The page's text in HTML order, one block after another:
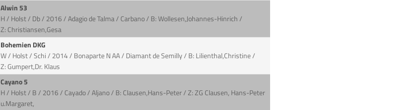
Alwin 53
H / Holst / Db / 2016 / Adagio de Talma / Carbano / B: Wollesen,Johannes-Hinrich /
Z: Christiansen,Gesa
Bohemien DKG
W / Holst / Schi / 2014 / Bonaparte N AA / Diamant de Semilly / B: Lilienthal,Christine /
Z: Gumpert,Dr. Klaus
Cayano 5
H / Holst / B / 2016 / Cayado / Aljano / B: Clausen,Hans-Peter / Z: ZG Clausen, Hans-Peter
u.Margaret,